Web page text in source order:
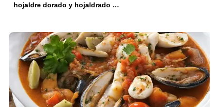
hojaldre dorado y hojaldrado …